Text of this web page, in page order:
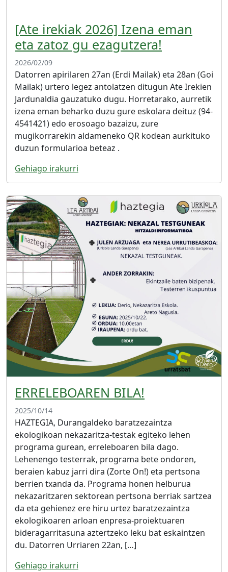
[Ate irekiak 2026] Izena eman
eta zatoz gu ezagutzera!
2026/02/09
Datorren apirilaren 27an (Erdi Mailak) eta 28an (Goi
Mailak) urtero legez antolatzen ditugun Ate Irekien
Jardunaldia gauzatuko dugu. Horretarako, aurretik
izena eman beharko duzu gure eskolara deituz (94-
4541421) edo erosoago bazaizu, zure
mugikorrarekin aldameneko QR kodean aurkituko
duzun formularioa beteaz .
Gehiago irakurri
ERRELEBOAREN BILA!
2025/10/14
HAZTEGIA, Durangaldeko baratzezaintza
ekologikoan nekazaritza-testak egiteko lehen
programa gurean, erreleboaren bila dago.
Lehenengo testerrak, programa bete ondoren,
beraien kabuz jarri dira (Zorte On!) eta pertsona
berrien txanda da. Programa honen helburua
nekazaritzaren sektorean pertsona berriak sartzea
da eta gehienez ere hiru urtez baratzezaintza
ekologikoaren arloan enpresa-proiektuaren
bideragarritasuna aztertzeko leku bat eskaintzen
du. Datorren Urriaren 22an, […]
Gehiago irakurri